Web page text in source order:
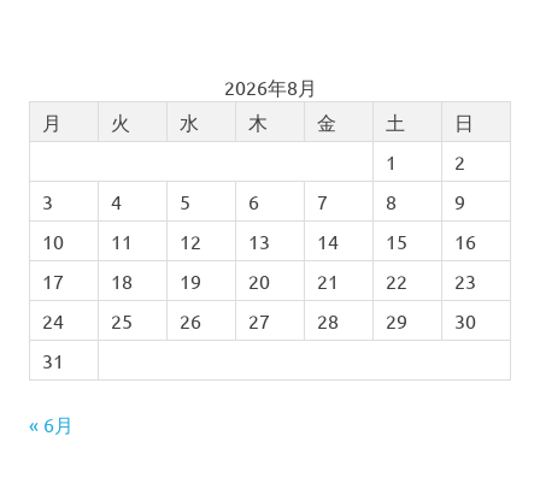
2026年8月
月
火 水 木 金 土
日
1
2
3
4 5 6 7 8
9
10
11 12 13 14 15
16
17
18 19 20 21 22
23
24
25 26 27 28 29
30
31
« 6月